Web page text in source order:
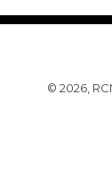
© 2026,